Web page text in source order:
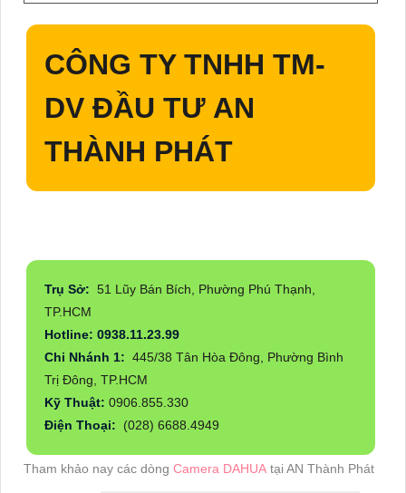
CÔNG TY TNHH TM-
DV ĐẦU TƯ AN
THÀNH PHÁT
Trụ Sở: 51 Lũy Bán Bích, Phường Phú Thạnh,
TP.HCM
Hotline: 0938.11.23.99
Chi Nhánh 1: 445/38 Tân Hòa Đông, Phường Bình
Trị Đông, TP.HCM
Kỹ Thuật: 0906.855.330
Điện Thoại:
(028) 6688.4949
Tham khảo nay các dòng Camera DAHUA tại AN Thành Phát